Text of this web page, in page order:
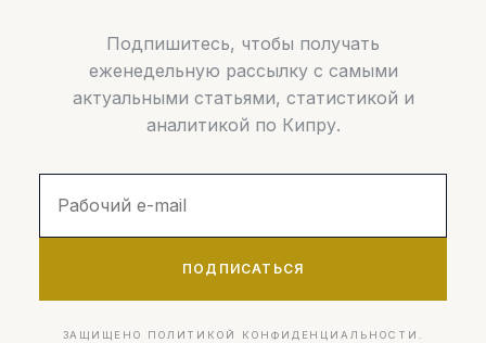
Подпишитесь, чтобы получать
еженедельную рассылку с самыми
актуальными статьями, статистикой и
аналитикой по Кипру.
ПОДПИСАТЬСЯ
ЗАЩИЩЕНО ПОЛИТИКОЙ КОНФИДЕНЦИАЛЬНОСТИ.